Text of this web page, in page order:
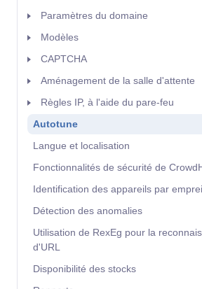
Paramètres du domaine
Modèles
CAPTCHA
Aménagement de la salle d'attente
Règles IP, à l'aide du pare-feu
Autotune
Langue et localisation
Fonctionnalités de sécurité de
Identification des appareils par
Détection des anomalies
Utilisation de RexEg pour la
d'URL
Disponibilité des stocks